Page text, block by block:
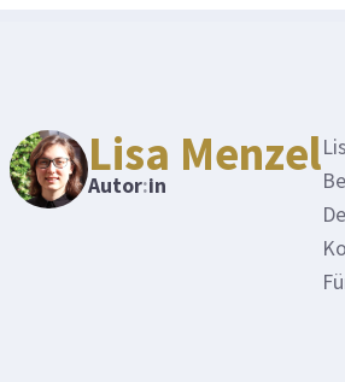
Lisa Menzel
Autor:in